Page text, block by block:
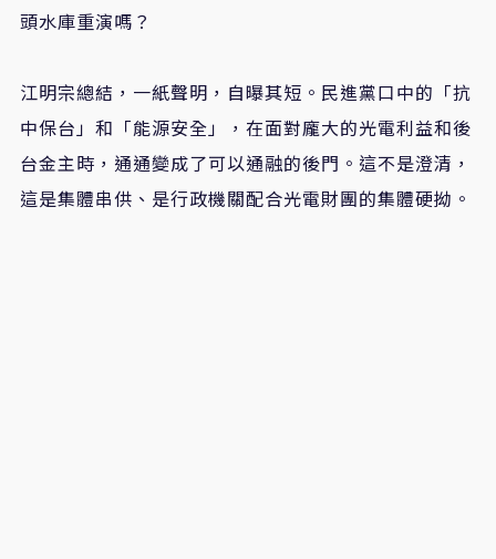
頭水庫重演嗎？
江明宗總結，一紙聲明，自曝其短。民進黨口中的「抗
中保台」和「能源安全」，在面對龐大的光電利益和後
台金主時，通通變成了可以通融的後門。這不是澄清，
這是集體串供、是行政機關配合光電財團的集體硬拗。